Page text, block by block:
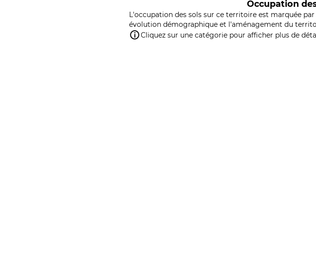
Occupation
L'occupation des sols sur ce territoire est marquée
évolution démographique et l'aménagement du
Cliquez sur une catégorie pour afficher plus de